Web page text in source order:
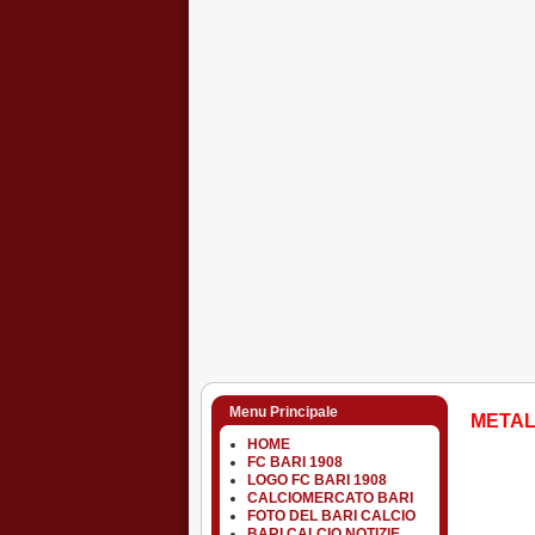
Menu Principale
HOME
FC BARI 1908
LOGO FC BARI 1908
CALCIOMERCATO BARI
FOTO DEL BARI CALCIO